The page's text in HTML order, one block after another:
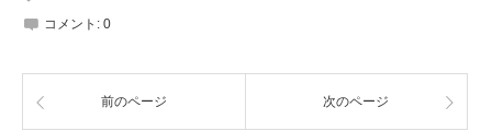
コメント: 0
前のページ 次のページ